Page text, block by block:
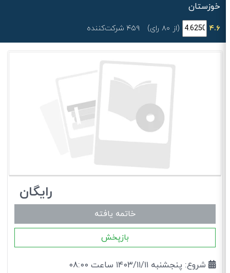
خوزستان
۴.۶ (از ۸۰ رای) ۴۵۹ شرکت‌کننده
رایگان
خاتمه یافته
بازپخش
شروع: پنجشنبه ۱۴۰۳/۱۱/۱۱ ساعت ۰۸:۰۰